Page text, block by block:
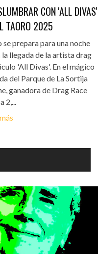
CON 'ALL DIVAS'
TAORO 2025
prepara para una noche
llegada de la artista drag
'All Divas'. En el mágico
del Parque de La Sortija
ganadora de Drag Race
2,...